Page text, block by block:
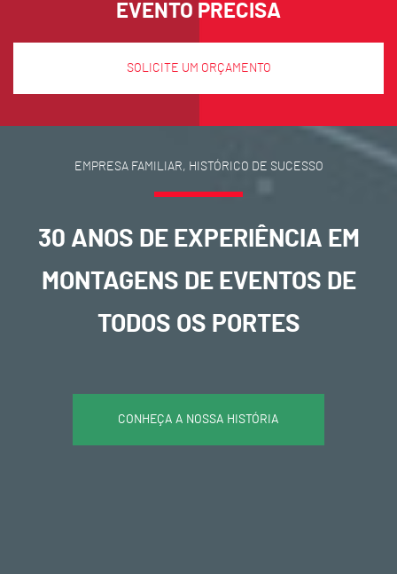
EVENTO PRECISA
SOLICITE UM ORÇAMENTO
EMPRESA FAMILIAR, HISTÓRICO DE SUCESSO
30 ANOS DE EXPERIÊNCIA EM
MONTAGENS DE EVENTOS DE
TODOS OS PORTES
CONHEÇA A NOSSA HISTÓRIA